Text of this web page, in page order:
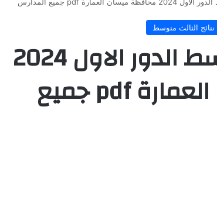
نتائج الثالث متوسط
نتائج الثالث متوسط الدور الاول 2024
محافظة ميسان العمارة pdf جميع